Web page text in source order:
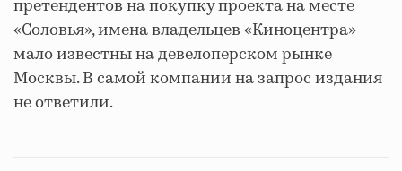
претендентов на покупку проекта на месте
«Соловья», имена владельцев «Киноцентра»
мало известны на девелоперском рынке
Москвы. В самой компании на запрос издания
не ответили.